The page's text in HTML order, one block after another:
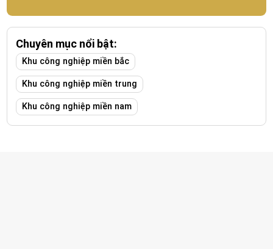
Chuyên mục nổi bật:
Khu công nghiệp miền bắc
Khu công nghiệp miền trung
Khu công nghiệp miền nam